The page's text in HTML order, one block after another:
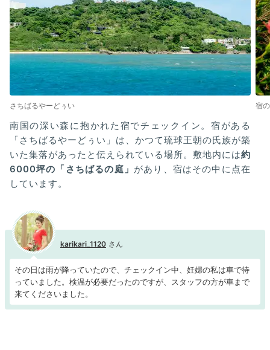
さちばるやーどぅい 宿
南国の深い森に抱かれた宿でチェックイン。宿がある
「さちばるやーどぅい」は、かつて琉球王朝の氏族が築
いた集落があったと伝えられている場所。敷地内には約
6000坪の「さちばるの庭」 があり、宿はその中に点在
しています。
karikari_1120
その日は雨が降っていたので、チェックイン中、妊婦の私は車で待
っていました。検温が必要だったのですが、スタッフの方が車まで
来てくださいました。